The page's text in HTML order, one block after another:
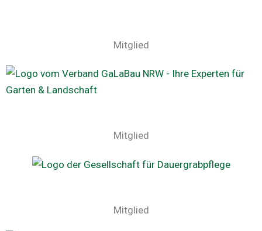
Mitglied
Mitglied
Mitglied